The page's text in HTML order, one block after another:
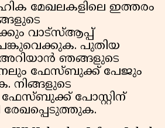
മേഖലകളിലെ ഇത്തരം
വാട്സ്ആപ്പ്
പുതിയ
ഞങ്ങളുടെ
ഫേസ്ബുക്ക് പേജും
നിങ്ങളുടെ
ഫേസ്ബുക്ക് പോസ്റ്റിന്
രേഖപ്പെടുത്തുക.